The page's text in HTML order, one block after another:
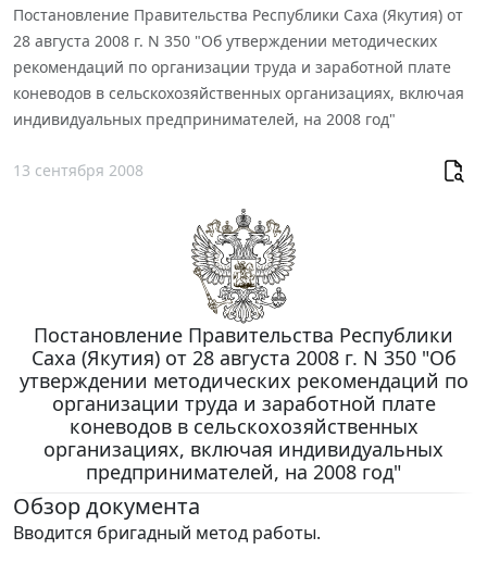
Постановление Правительства Республики Саха (Якутия) от
28 августа 2008 г. N 350 "Об утверждении методических
рекомендаций по организации труда и заработной плате
коневодов в сельскохозяйственных организациях, включая
индивидуальных предпринимателей, на 2008 год"
13 сентября 2008
Постановление Правительства Республики
Саха (Якутия) от 28 августа 2008 г. N 350 "Об
утверждении методических рекомендаций по
организации труда и заработной плате
коневодов в сельскохозяйственных
организациях, включая индивидуальных
предпринимателей, на 2008 год"
Обзор документа
Вводится бригадный метод работы.